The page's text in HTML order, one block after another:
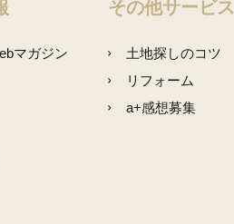
マガジン
その他サービス
土地探しのコツ
リフォーム
a+感想募集